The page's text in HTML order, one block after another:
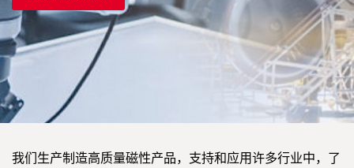
磁性吸盘
我们生产制造高质量磁性产品，支持和应用许多行业中，了